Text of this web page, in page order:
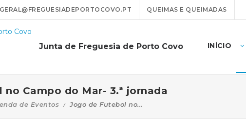
GERAL@FREGUESIADEPORTOCOVO.PT QUEIMAS E QUEIMADAS
Junta de Freguesia de Porto Covo INÍCIO
Campo do Mar- 3.ª jornada
de Eventos Jogo de Futebol no...